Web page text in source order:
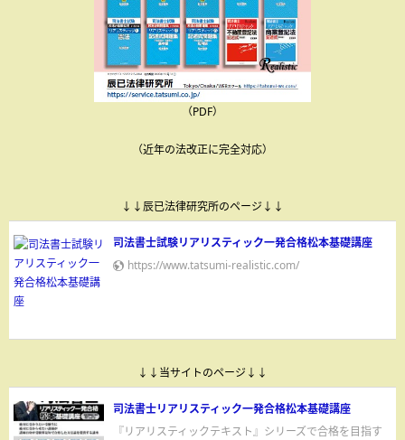
（PDF）
（近年の法改正に完全対応）
↓↓辰已法律研究所のページ↓↓
司法書士試験リアリスティック一発合格松本基礎講座
https://www.tatsumi-realistic.com/
↓↓当サイトのページ↓↓
司法書士リアリスティック一発合格松本基礎講座
『リアリスティックテキスト』シリーズで合格を目指す